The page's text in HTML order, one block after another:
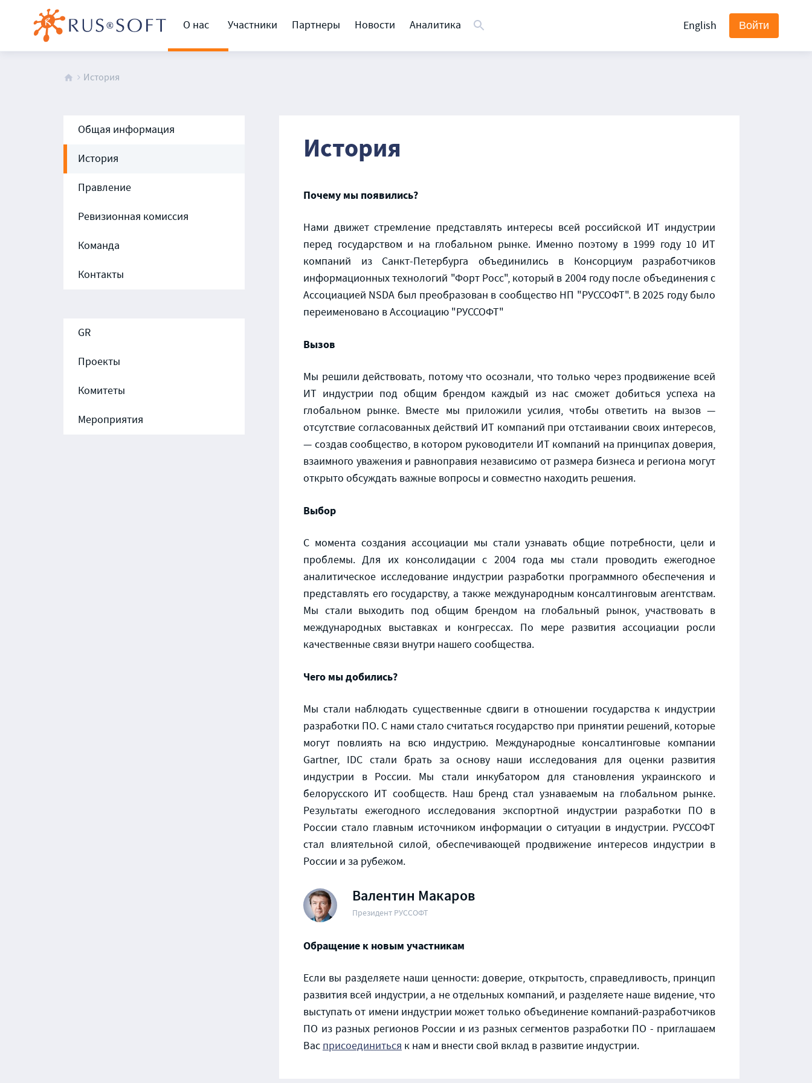
О нас Участники Партнеры Новости Аналитика English Войти
История
Общая информация
История
Правление
Ревизионная комиссия
Команда
Контакты
GR
Проекты
Комитеты
Мероприятия
История
Почему мы появились?
Нами движет стремление представлять интересы всей российской ИТ индустрии
перед государством и на глобальном рынке. Именно поэтому в 1999 году 10 ИТ
компаний из Санкт-Петербурга объединились в Консорциум разработчиков
информационных технологий "Форт Росс", который в 2004 году после объединения с
Ассоциацией NSDA был преобразован в сообщество НП "РУССОФТ". В 2025 году было
переименовано в Ассоциацию "РУССОФТ"
Вызов
Мы решили действовать, потому что осознали, что только через продвижение всей
ИТ индустрии под общим брендом каждый из нас сможет добиться успеха на
глобальном рынке. Вместе мы приложили усилия, чтобы ответить на вызов —
отсутствие согласованных действий ИТ компаний при отстаивании своих интересов,
— создав сообщество, в котором руководители ИТ компаний на принципах доверия,
взаимного уважения и равноправия независимо от размера бизнеса и региона могут
открыто обсуждать важные вопросы и совместно находить решения.
Выбор
С момента создания ассоциации мы стали узнавать общие потребности, цели и
проблемы. Для их консолидации с 2004 года мы стали проводить ежегодное
аналитическое исследование индустрии разработки программного обеспечения и
представлять его государству, а также международным консалтинговым агентствам.
Мы стали выходить под общим брендом на глобальный рынок, участвовать в
международных выставках и конгрессах. По мере развития ассоциации росли
качественные связи внутри нашего сообщества.
Чего мы добились?
Мы стали наблюдать существенные сдвиги в отношении государства к индустрии
разработки ПО. С нами стало считаться государство при принятии решений, которые
могут повлиять на всю индустрию. Международные консалтинговые компании
Gartner, IDC стали брать за основу наши исследования для оценки развития
индустрии в России. Мы стали инкубатором для становления украинского и
белорусского ИТ сообществ. Наш бренд стал узнаваемым на глобальном рынке.
Результаты ежегодного исследования экспортной индустрии разработки ПО в
России стало главным источником информации о ситуации в индустрии. РУССОФТ
стал влиятельной силой, обеспечивающей продвижение интересов индустрии в
России и за рубежом.
Валентин Макаров
Президент РУССОФТ
Обращение к новым участникам
Если вы разделяете наши ценности: доверие, открытость, справедливость, принцип
развития всей индустрии, а не отдельных компаний, и разделяете наше видение, что
выступать от имени индустрии может только объединение компаний-разработчиков
ПО из разных регионов России и из разных сегментов разработки ПО - приглашаем
Вас присоединиться к нам и внести свой вклад в развитие индустрии.